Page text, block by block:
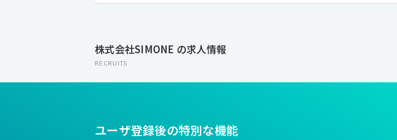
株式会社SIMONE の求人情報
RECRUITS
ユーザ登録後の特別な機能